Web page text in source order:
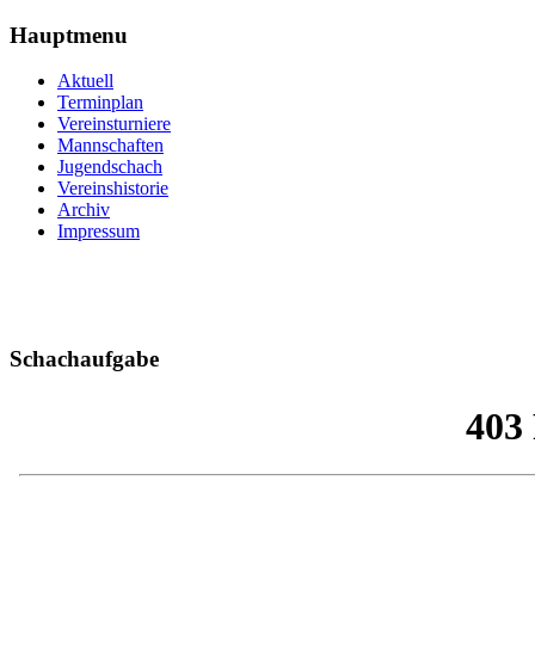
Hauptmenu
Aktuell
Terminplan
Vereinsturniere
Mannschaften
Jugendschach
Vereinshistorie
Archiv
Impressum
Schachaufgabe